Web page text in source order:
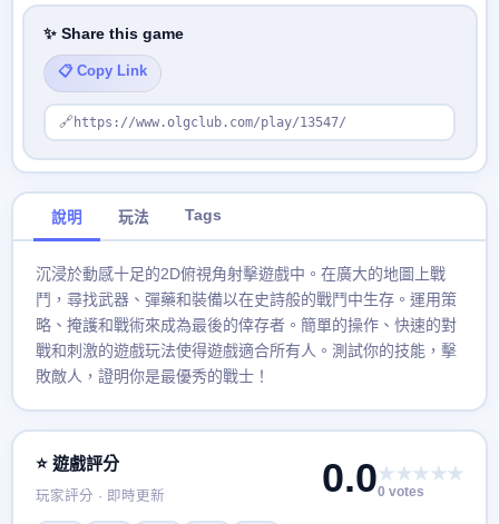
✨ Share this game
📋 Copy Link
🔗 https://www.olgclub.com/play/13547/
說明 玩法 Tags
沉浸於動感十足的2D俯視角射擊遊戲中。在廣大的地圖上戰
鬥，尋找武器、彈藥和裝備以在史詩般的戰鬥中生存。運用策
略、掩護和戰術來成為最後的倖存者。簡單的操作、快速的對
戰和刺激的遊戲玩法使得遊戲適合所有人。測試你的技能，擊
敗敵人，證明你是最優秀的戰士！
⭐ 遊戲評分
玩家評分 · 即時更新 0.0★★★★★
0 votes